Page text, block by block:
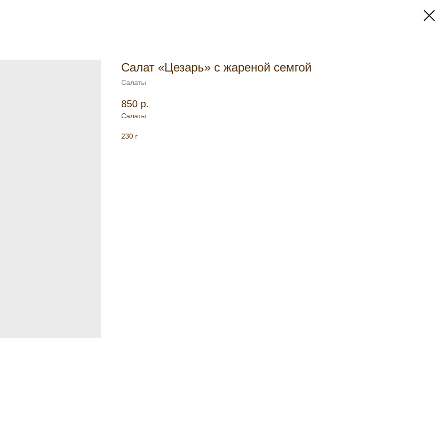
Салат «Цезарь» с жареной семгой
Салаты
850 р.
Салаты
230 г